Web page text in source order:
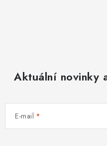
Aktuální novinky
E-mail